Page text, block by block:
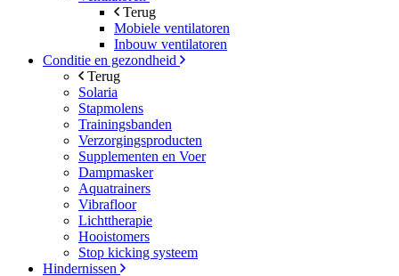
Terug
Mobiele ventilatoren
Inbouw ventilatoren
Conditie en gezondheid
Terug
Solaria
Stapmolens
Trainingsbanden
Verzorgingsproducten
Supplementen en Voer
Dampmasker
Aquatrainers
Vibrafloor
Lichttherapie
Hooistomers
Stop kicking systeem
Hindernissen